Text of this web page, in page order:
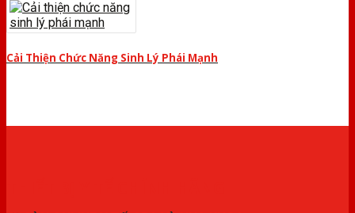
Cải Thiện Chức Năng Sinh Lý Phái Mạnh